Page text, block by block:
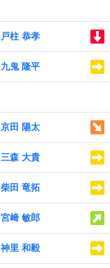
戸柱 恭孝
九鬼 隆平
京田 陽太
三森 大貴
柴田 竜拓
宮﨑 敏郎
神里 和毅